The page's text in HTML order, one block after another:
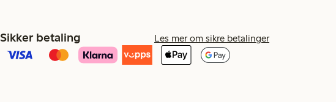
Sikker betaling Les mer om sikre betalinger